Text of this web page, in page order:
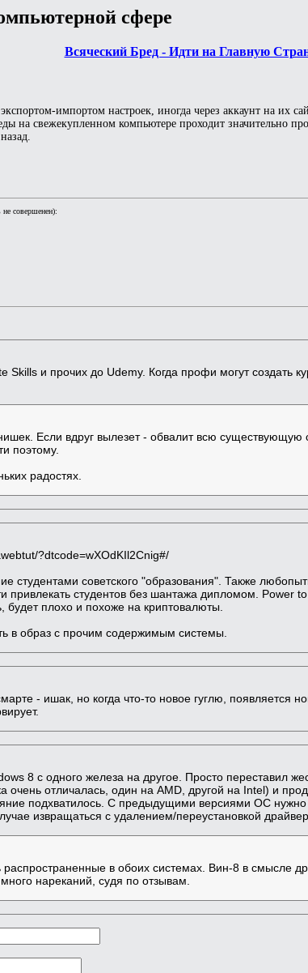
сфере
Всяческий Бред - Идти на Главную
импортом настроек, иногда через аккаунт на их
на свежекупленном компьютере проходит значительно
совершенен):
и прочих до Udemy. Когда профи могут создать
Если вдруг вылезет - обвалит всю существующую
поэтому.
радостях.
?dtcode=wXOdKIl2Cnig#/
студентами советского "образования". Также
привлекать студентов без шантажа дипломом. Power
будет плохо и похоже на криптовалюты.
в образ с прочим содержимым системы.
- ишак, но когда что-то новое гуглю, появляется
8 с одного железа на другое. Просто переставил
очень отличалась, один на AMD, другой на Intel) и
подхватилось. С предыдущими версиями ОС
извращаться с удалением/переустановкой
в обоих системах. Вин-8 в смысле
нареканий, судя по отзывам.